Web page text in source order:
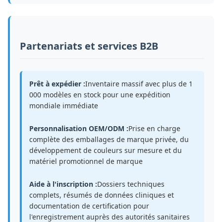
Partenariats et services B2B
Prêt à expédier :Inventaire massif avec plus de 1
000 modèles en stock pour une expédition
mondiale immédiate
Personnalisation OEM/ODM :Prise en charge
complète des emballages de marque privée, du
développement de couleurs sur mesure et du
matériel promotionnel de marque
Aide à l'inscription :Dossiers techniques
complets, résumés de données cliniques et
documentation de certification pour
l'enregistrement auprès des autorités sanitaires